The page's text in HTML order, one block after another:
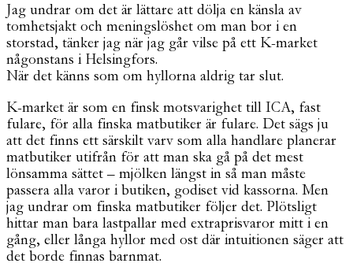
Jag undrar om det är lättare att dölja en känsla av
tomhetsjakt och meningslöshet om man bor i en
storstad, tänker jag när jag går vilse på ett K-market
någonstans i Helsingfors.
När det känns som om hyllorna aldrig tar slut.
K-market är som en finsk motsvarighet till ICA, fast
fulare, för alla finska matbutiker är fulare. Det sägs ju
att det finns ett särskilt varv som alla handlare planerar
matbutiker utifrån för att man ska gå på det mest
lönsamma sättet – mjölken längst in så man måste
passera alla varor i butiken, godiset vid kassorna. Men
jag undrar om finska matbutiker följer det. Plötsligt
hittar man bara lastpallar med extraprisvaror mitt i en
gång, eller långa hyllor med ost där intuitionen säger att
det borde finnas barnmat.